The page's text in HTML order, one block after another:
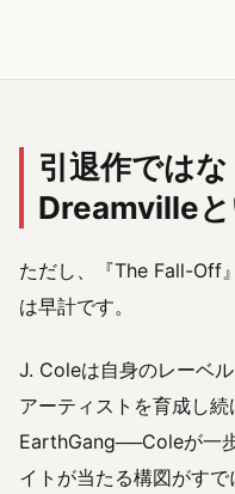
引退作ではな
Dreamville
ただし、『The Fall-Off
は早計です。
J. Coleは自身のレーベル
アーティストを育成し続
EarthGang──Coleが一
イトが当たる構図がすで